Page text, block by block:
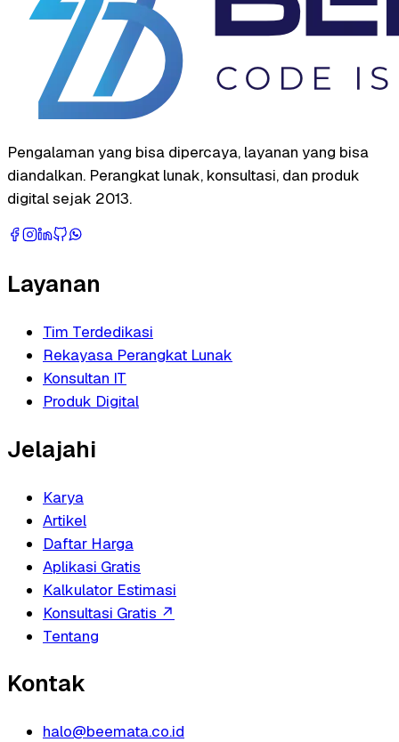
Pengalaman yang bisa dipercaya, layanan yang bisa
diandalkan. Perangkat lunak, konsultasi, dan produk
digital sejak 2013.
Layanan
Tim Terdedikasi
Rekayasa Perangkat Lunak
Konsultan IT
Produk Digital
Jelajahi
Karya
Artikel
Daftar Harga
Aplikasi Gratis
Kalkulator Estimasi
Konsultasi Gratis ↗
Tentang
Kontak
halo@beemata.co.id